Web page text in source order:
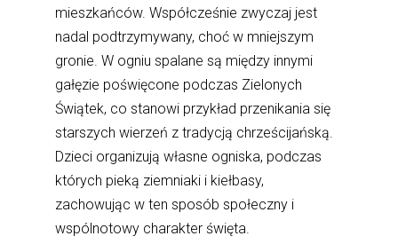
mieszkańców. Współcześnie zwyczaj jest
nadal podtrzymywany, choć w mniejszym
gronie. W ogniu spalane są między innymi
gałęzie poświęcone podczas Zielonych
Świątek, co stanowi przykład przenikania się
starszych wierzeń z tradycją chrześcijańską.
Dzieci organizują własne ogniska, podczas
których pieką ziemniaki i kiełbasy,
zachowując w ten sposób społeczny i
wspólnotowy charakter święta.